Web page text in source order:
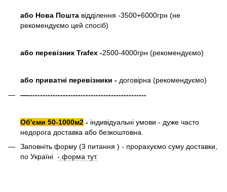
або Нова Пошта відділення -3500+6000грн (не
рекомендуємо цей спосіб)
або перевізник Trafex -2500-4000грн (рекомендуємо)
або приватні перевізники - договірна (рекомендуємо)
—-----------------------------------------------
Об'єми 50-1000м2 - індивідуальні умови - дуже часто
недорога доставка або безкоштовна.
Заповніть форму (3 питання ) - прорахуємо суму доставки,
по Україні - форма тут.